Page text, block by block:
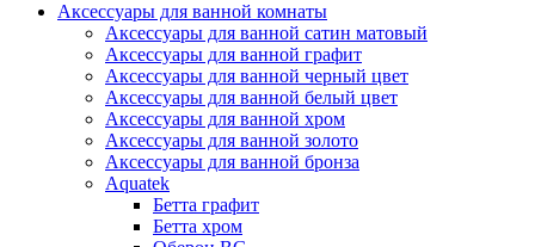
Аксессуары для ванной комнаты
Аксессуары для ванной сатин матовый
Аксессуары для ванной графит
Аксессуары для ванной черный цвет
Аксессуары для ванной белый цвет
Аксессуары для ванной хром
Аксессуары для ванной золото
Аксессуары для ванной бронза
Aquatek
Бетта графит
Бетта хром